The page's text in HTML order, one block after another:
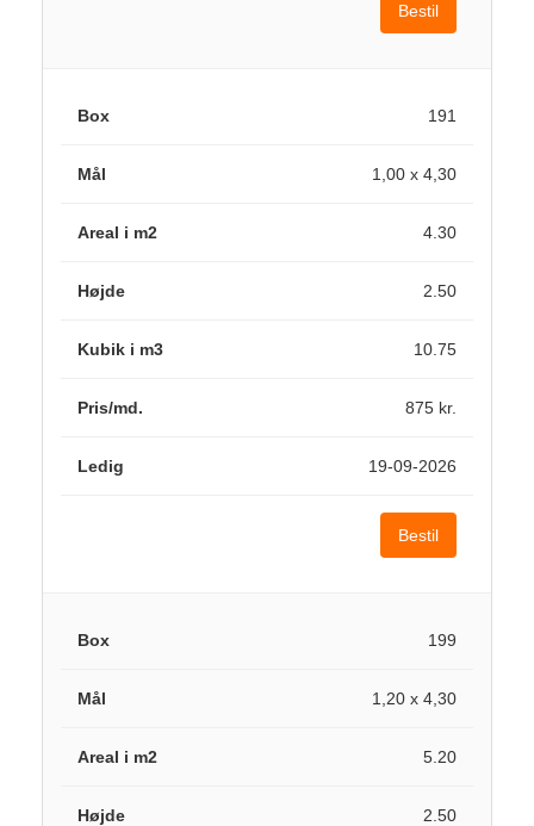
Bestil
191
1,00 x 4,30
4.30
2.50
10.75
875 kr.
19-09-2026
Bestil
199
1,20 x 4,30
5.20
2.50